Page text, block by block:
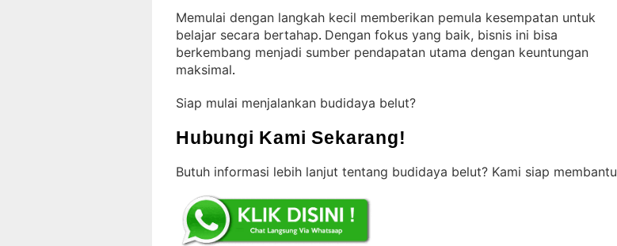
Memulai dengan langkah kecil memberikan pemula kesempatan untuk
belajar secara bertahap. Dengan fokus yang baik, bisnis ini bisa
berkembang menjadi sumber pendapatan utama dengan keuntungan
maksimal.
Siap mulai menjalankan budidaya belut?
Hubungi Kami Sekarang!
Butuh informasi lebih lanjut tentang budidaya belut? Kami siap membantu